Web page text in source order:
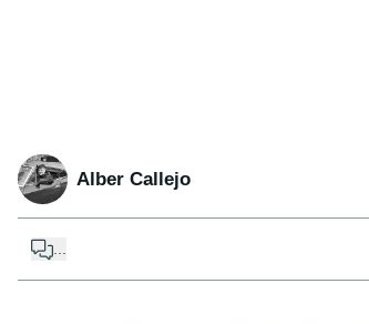
Alber Callejo
...